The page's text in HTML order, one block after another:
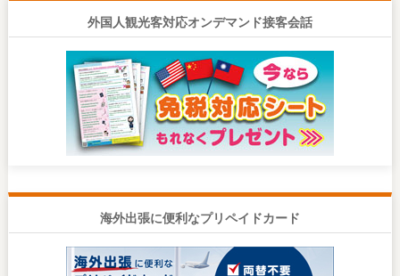
外国人観光客対応オンデマンド接客会話
海外出張に便利なプリペイドカード